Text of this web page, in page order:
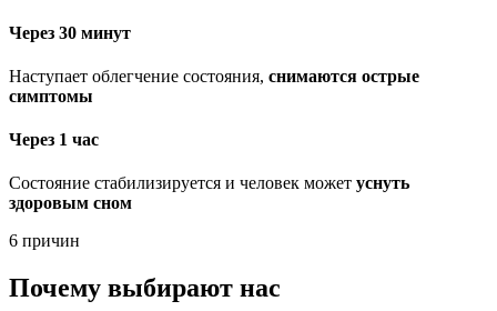
Через 30 минут
Наступает облегчение состояния, снимаются острые
симптомы
Через 1 час
Состояние стабилизируется и человек может уснуть
здоровым сном
6 причин
Почему выбирают нас